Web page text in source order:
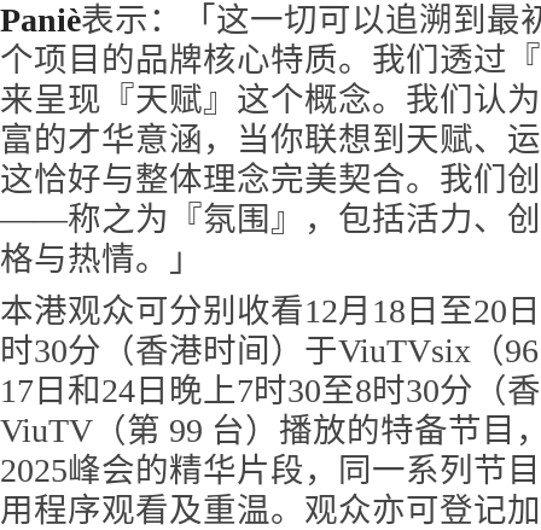
Paniè表示：「这一切可以追溯到最
个项目的品牌核心特质。我们透过
来呈现『天赋』这个概念。我们认
富的才华意涵，当你联想到天赋、
这恰好与整体理念完美契合。我们
——称之为『氛围』，包括活力、
格与热情。」
本港观众可分别收看12月18日至20
时30分（香港时间）于ViuTVsix（
17日和24日晚上7时30至8时30分（
ViuTV（第 99 台）播放的特备节目
2025峰会的精华片段，同一系列节
用程序观看及重温。观众亦可登记